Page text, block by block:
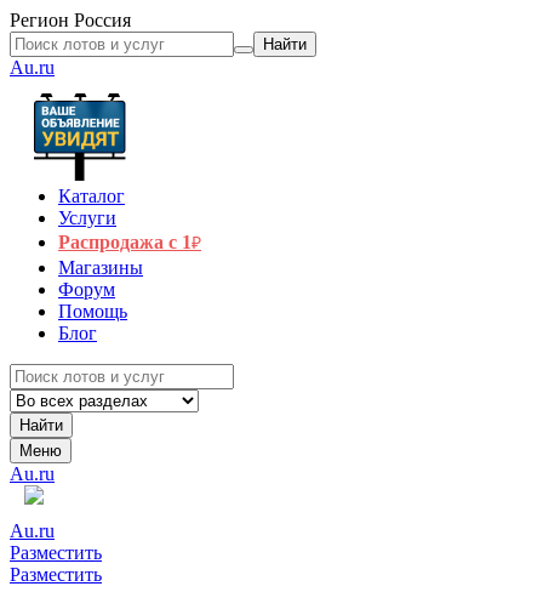
Регион Россия
Найти
Au.ru
Каталог
Услуги
Распродажа с 1₽
Магазины
Форум
Помощь
Блог
Найти
Меню
Au.ru
Au.ru
Разместить
Разместить